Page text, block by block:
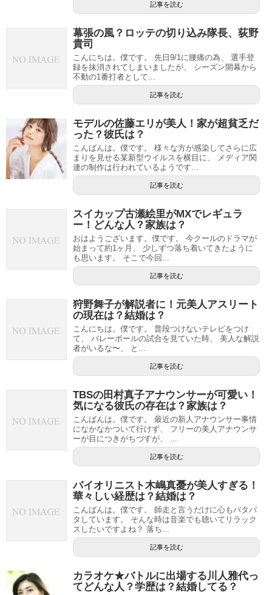
記事を読む
幕張の風？ロッテの切り込み隊長、荻野
貴司
こんにちは。僕です。 先日9/1に腰痛の為、 選手登
録を抹消されてしまいましたが、 シーズン開幕から
不動の1番打者として...
記事を読む
モデルの佐藤エリが美人！家が超貧乏だ
った？彼氏は？
こんばんは。僕です。 様々な方が感染してさらに広
まりを見せる某新型ウイルスを横目に、 メディア関
連の制作は行われているようです...
記事を読む
スイカップ古瀬絵里がMXでレギュラ
ー！どんな人？家族は？
おはようございます。僕です。 今クールのドラマが
始まって約1ヶ月、 少しずつ落ち着いてきたように
も思います。 そこで今回...
記事を読む
狩野舞子が解説者に！元美人アスリート
の現在は？結婚は？
こんにちは。僕です。 普段つけないテレビをつけ
て、 バレーボールの試合を見ていた時、 美人な解説
者がいるな〜、 と...
記事を読む
TBSの田村真子アナウンサーが可愛い！
気になる彼氏の存在は？家族は？
こんばんは。僕です。 最近の新人アナウンサー事情
になかなかついて行けず、 フリーの美人アナウンサ
ーが目につきがちづすが、 ...
記事を読む
バイオリニスト木嶋真憂が美人すぎる！
華々しい経歴は？結婚は？
こんばんは。僕です。 師走と言うだけに心もバタバ
タしています。 そんな時は音楽でも聴いてリラック
スしたいですよね？ 落ち...
記事を読む
カラオケ★バトルに出場する川人雅代っ
てどんな人？学歴は？結婚してる？